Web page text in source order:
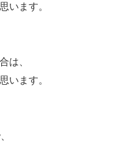
います。
は、
います。